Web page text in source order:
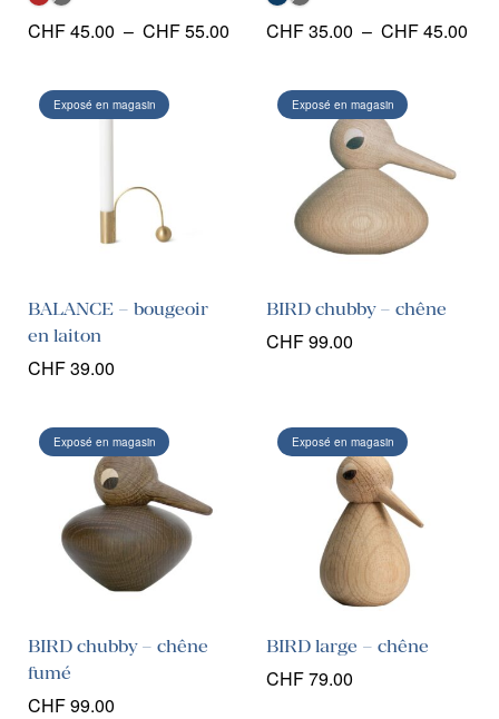
CHF45.00 – CHF55.00 Plage
CHF 45.00
CHF35.00 – CHF45.00
BALANCE – bougeoir
en laiton
CHF39.00
Exposé en magasin
BIRD chubby – chêne
CHF99.00
Exposé en magasin
BIRD chubby – chêne
fumé
CHF99.00
Exposé en magasin
BIRD large – chêne
CHF79.00
Exposé en magasin